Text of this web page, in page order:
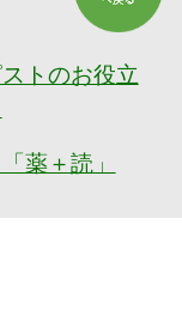
トのお役立
薬＋読」